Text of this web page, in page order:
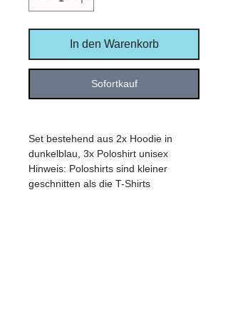
In den Warenkorb
Sofortkauf
Set bestehend aus 2x Hoodie in
dunkelblau, 3x Poloshirt unisex
Hinweis: Poloshirts sind kleiner
geschnitten als die T-Shirts